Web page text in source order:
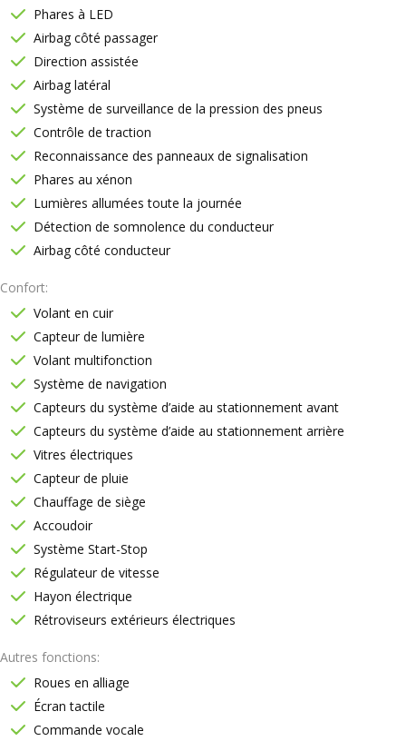
Phares à LED
Airbag côté passager
Direction assistée
Airbag latéral
Système de surveillance de la pression des pneus
Contrôle de traction
Reconnaissance des panneaux de signalisation
Phares au xénon
Lumières allumées toute la journée
Détection de somnolence du conducteur
Airbag côté conducteur
Confort
Volant en cuir
Capteur de lumière
Volant multifonction
Système de navigation
Capteurs du système d’aide au stationnement avant
Capteurs du système d’aide au stationnement arrière
Vitres électriques
Capteur de pluie
Chauffage de siège
Accoudoir
Système Start-Stop
Régulateur de vitesse
Hayon électrique
Rétroviseurs extérieurs électriques
Autres fonctions
Roues en alliage
Écran tactile
Commande vocale